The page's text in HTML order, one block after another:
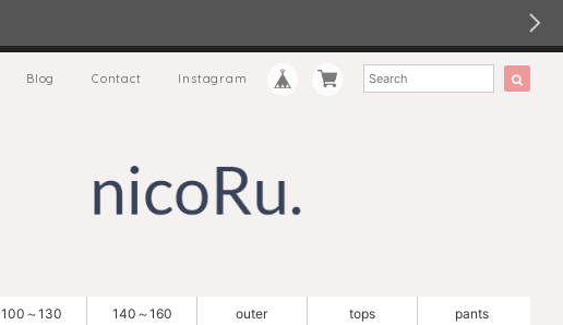
Blog Contact Instagram
100～130 140～160 outer tops pants